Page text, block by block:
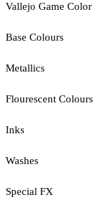
Vallejo Game Color
Base Colours
Metallics
Flourescent Colours
Inks
Washes
Special FX